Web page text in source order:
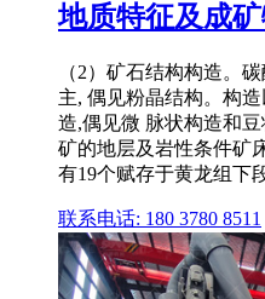
地质特征及成
（2）矿石结构构造。
主, 偶见粉晶结构。构
造,偶见微 脉状构造和
矿的地层及岩性条件矿
有19个赋存于黄龙组下
联系电话: 180 3780 8511